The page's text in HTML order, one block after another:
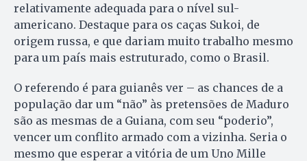
relativamente adequada para o nível sul-
americano. Destaque para os caças Sukoi, de
origem russa, e que dariam muito trabalho mesmo
para um país mais estruturado, como o Brasil.
O referendo é para guianês ver – as chances de a
população dar um “não” às pretensões de Maduro
são as mesmas de a Guiana, com seu “poderio”,
vencer um conflito armado com a vizinha. Seria o
mesmo que esperar a vitória de um Uno Mille